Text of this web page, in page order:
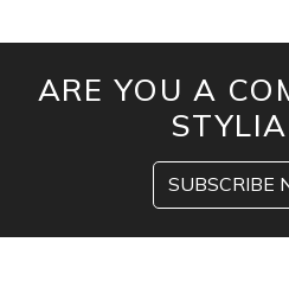
ARE YOU A
SUBSCRIBE